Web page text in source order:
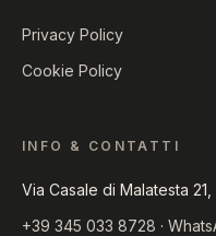
Privacy Policy
Cookie Policy
INFO & CONTATTI
Via Casale di Malatesta
+39 345 033 8728 ·